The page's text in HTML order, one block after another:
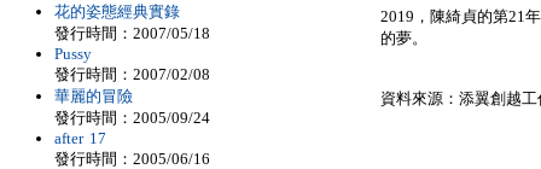
2019，陳綺貞的第21
的夢。
資料來源：添翼創越工
花的姿態經典實錄
發行時間：2007/05/18
Pussy
發行時間：2007/02/08
華麗的冒險
發行時間：2005/09/24
after 17
發行時間：2005/06/16